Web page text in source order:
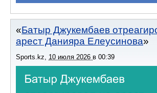
Батыр Джукембаев
арест Данияра Елеусинова
Sports.kz 10 июля 2026 в 00:39